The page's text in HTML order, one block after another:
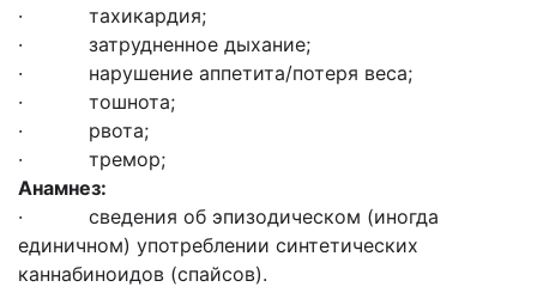
· тахикардия;
· затрудненное дыхание;
· нарушение аппетита/потеря веса;
· тошнота;
· рвота;
· тремор;
Анамнез:
· сведения об эпизодическом (иногда
единичном) употреблении синтетических
каннабиноидов (спайсов).